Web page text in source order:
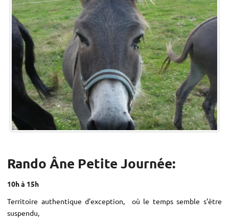
Rando Âne Petite Journée:
10h à 15h
Territoire authentique d’exception, où le temps semble s’être
suspendu,